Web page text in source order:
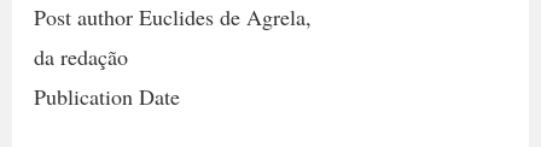
Post author Euclides de Agrela,
da redação
Publication Date